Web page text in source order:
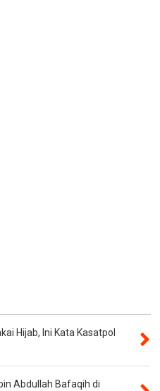
Hijab, Ini Kata Kasatpol
Abdullah Bafaqih di